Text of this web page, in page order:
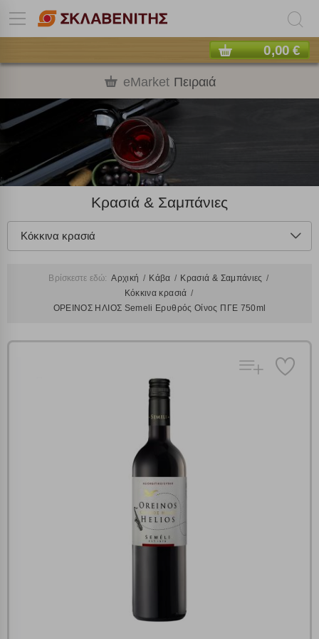
0,00 €
eMarket Πειραιά
Κρασιά & Σαμπάνιες
Κόκκινα κρασιά
Βρίσκεστε εδώ: Αρχική Κάβα
Κρασιά & Σαμπάνιες
Κόκκινα κρασιά
ΟΡΕΙΝΟΣ ΗΛΙΟΣ Semeli Ερυθρός Οίνος ΠΓΕ 750ml